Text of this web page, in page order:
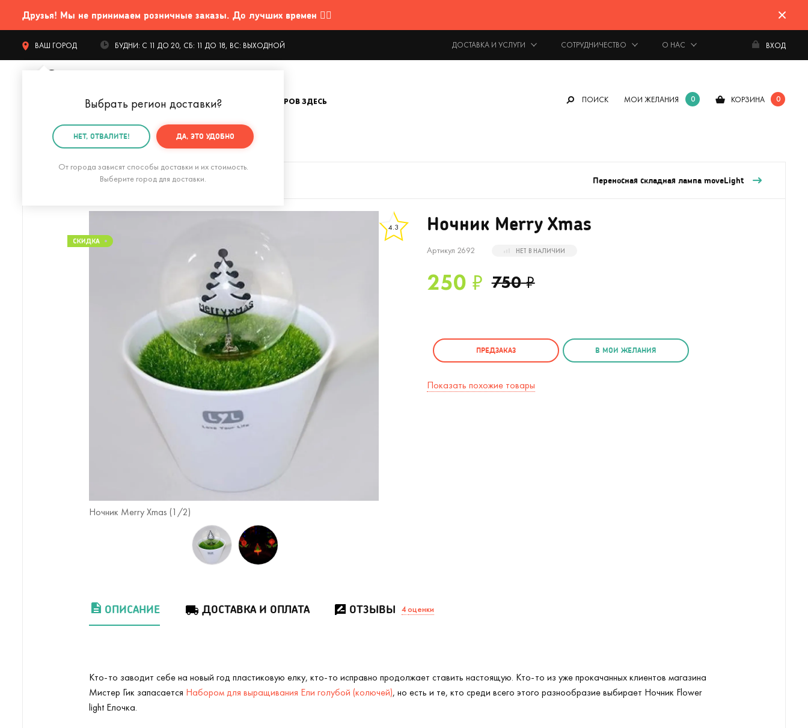
Друзья! Мы не принимаем розничные заказы. До лучших времен 🤷‍♂️
ВАШ ГОРОД
Выбрать регион доставки?
НЕТ, ОТВАЛИТЕ! ДА, ЭТО УДОБНО
От города зависят способы доставки и их стоимость.
Выберите город для доставки.
БУДНИ: С 11 ДО 20, СБ: 11 ДО 18, ВС: ВЫХОДНОЙ ДОСТАВКА И УСЛУГИ СОТРУДНИЧЕСТВО О НАС ВХОД
КАТАЛОГ ТОВАРОВ ЗДЕСЬ ПОИСК МОИ ЖЕЛАНИЯ 0 КОРЗИНА 0
Главная Интерьер Светильники Ночник Merry Xmas
Настольная лампа Shelfy Переносная складная лампа moveLight
4.3
Ночник Merry Xmas (1 /2)
Ночник Merry Xmas
Артикул 2692 НЕТ В НАЛИЧИИ
250 ₽ 750₽
ПРЕДЗАКАЗ В МОИ ЖЕЛАНИЯ
Показать похожие товары
ОПИСАНИЕ ДОСТАВКА И ОПЛАТА ОТЗЫВЫ 4оценки
Кто-то заводит себе на новый год пластиковую елку, кто-то исправно продолжает ставить настоящую. Кто-то из уже прокачанных клиентов магазина
Мистер Гик запасается Набором для выращивания Ели голубой (колючей), но есть и те, кто среди всего этого разнообразие выбирает Ночник Flower
light Елочка.